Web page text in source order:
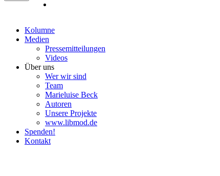
Kolumne
Medien
Pres­se­mit­tei­lun­gen
Videos
Über uns
Wer wir sind
Team
Marie­luise Beck
Autoren
Unsere Pro­jekte
www.libmod.de
Spenden!
Kontakt